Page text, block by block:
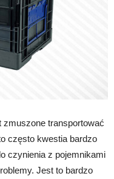
zmuszone transportować
często kwestia bardzo
czynienia z pojemnikami
Jest to bardzo